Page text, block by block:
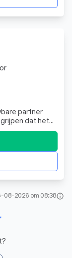
partner
dat het
deze vaak
Daarom zijn
uw
08-2026 om 08:38info